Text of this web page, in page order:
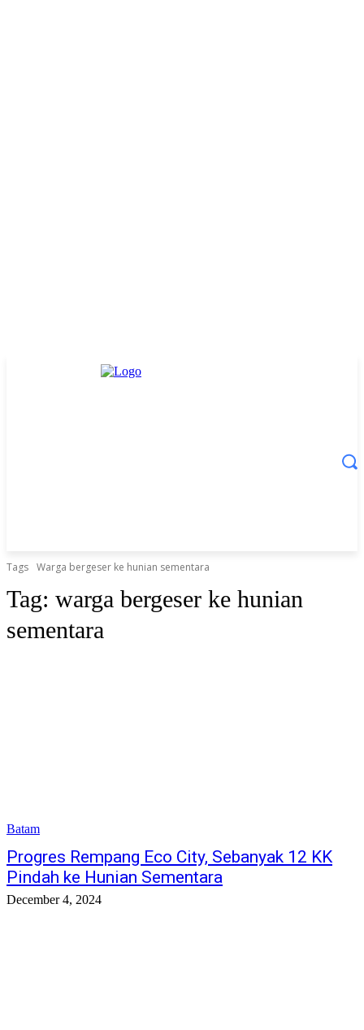
Tags Warga bergeser ke hunian sementara
Tag: warga bergeser ke hunian
sementara
Batam
Progres Rempang Eco City, Sebanyak 12 KK
Pindah ke Hunian Sementara
December 4, 2024